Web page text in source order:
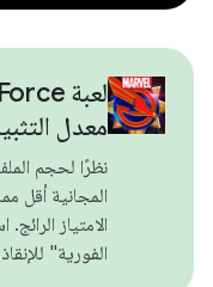
معدل
نظرًا لحجم
المجانية أقل
الفورية"